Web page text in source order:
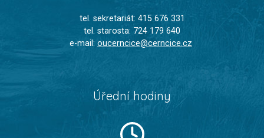
tel. sekretariát: 415 676 331
tel. starosta: 724 179 640
e-mail: oucerncice@cerncice.cz
Úřední hodiny